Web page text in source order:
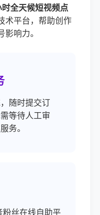
时全天候短视频点
术平台，帮助创作
响力。
随时提交订
等待人工审
务。
丝在线自助平